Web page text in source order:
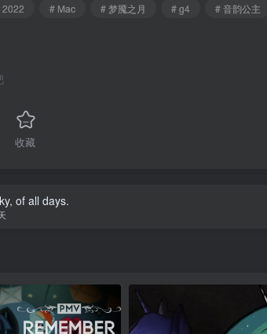
2022 # Mac # 梦魇之月 # g4
# 音韵公主
收藏
of all days.